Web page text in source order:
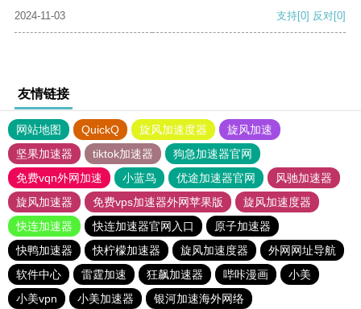
2024-11-03 支持[0] 反对[0]
友情链接
网站地图 QuickQ 旋风加速度器
旋风加速
坚果加速器
tiktok加速器
狗急加速器官网
免费vqn外网加速
小蓝鸟 优途加速器官网
风驰加速器
旋风加速器
免费vps加速器外网苹果版
旋风加速度器
快连加速器
快连加速器官网入口
原子加速器
快鸭加速器
快柠檬加速器 旋风加速度器
外网网址导航
软件中心
雷霆加速 狂飙加速器 哔咔漫画
小美
小美vpn
小美加速器
银河加速海外网络